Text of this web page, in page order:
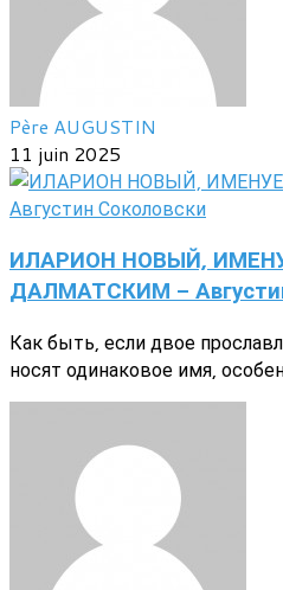
Père AUGUSTIN
11 juin 2025
ИЛАРИОН НОВЫЙ,
ДАЛМАТСКИМ -
Как быть, если двое
носят одинаковое имя,